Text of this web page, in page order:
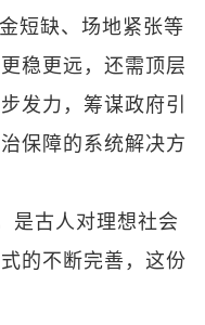
短缺、场地紧张等
稳更远，还需顶层
发力，筹谋政府引
保障的系统解决方
是古人对理想社会
的不断完善，这份